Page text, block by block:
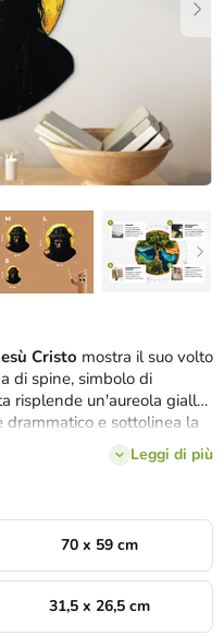
Cristo mostra il suo volto
di spine, simbolo di
risplende un'aureola gialla
drammatico e sottolinea la
L'opera si concentra
la profondità interiore e
Leggi di più
70 x 59 cm
31,5 x 26,5 cm